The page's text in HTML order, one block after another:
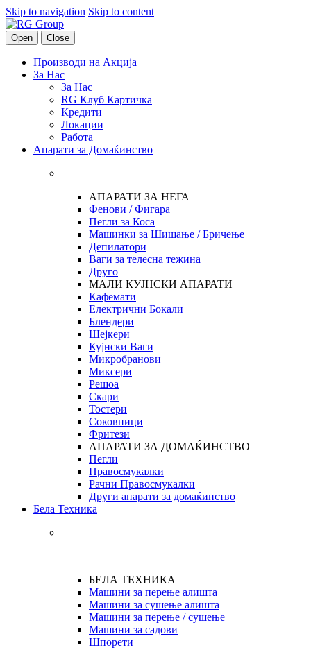
Skip to navigation Skip to content
Open Close
Производи на Акција
За Нас
За Нас
RG Клуб Картичка
Кредити
Локации
Работа
Апарати за Домаќинство
АПАРАТИ ЗА НЕГА
Фенови / Фигара
Пегли за Коса
Машинки за Шишање / Бричење
Депилатори
Ваги за телесна тежина
Друго
МАЛИ КУЈНСКИ АПАРАТИ
Кафемати
Електрични Бокали
Блендери
Шејкери
Кујнски Ваги
Микробранови
Миксери
Решоа
Скари
Тостери
Соковници
Фритези
АПАРАТИ ЗА ДОМАЌИНСТВО
Пегли
Правосмукалки
Рачни Правосмукалки
Други апарати за домаќинство
Бела Техника
БЕЛА ТЕХНИКА
Машини за перење алишта
Машини за сушење алишта
Машини за перење / сушење
Машини за садови
Шпорети